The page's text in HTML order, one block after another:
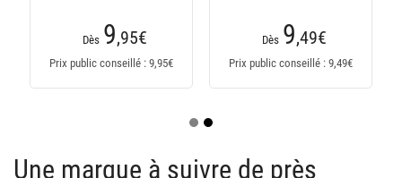
Dès 9,95€
Prix public conseillé : 9,95€
Dès 9,49€
Prix public conseillé : 9,49€
Une marque à suivre de près